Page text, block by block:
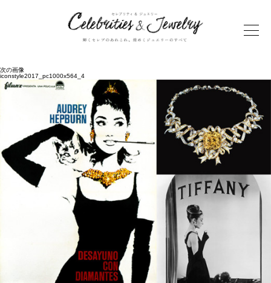
次の画像
iconstyle2017_pc1000x564_4